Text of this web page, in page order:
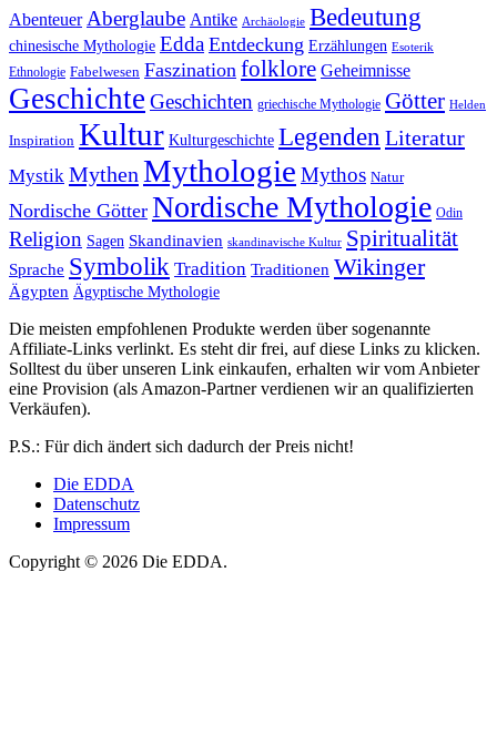
Abenteuer Aberglaube Antike Archäologie Bedeutung
chinesische Mythologie Edda Entdeckung Erzählungen Esoterik
Ethnologie Fabelwesen Faszination folklore Geheimnisse
Geschichte Geschichten griechische Mythologie Götter Helden
Inspiration Kultur Kulturgeschichte Legenden Literatur
Mystik Mythen Mythologie Mythos Natur
Nordische Götter Nordische Mythologie Odin
Religion Sagen Skandinavien skandinavische Kultur Spiritualität
Sprache Symbolik Tradition Traditionen Wikinger
Ägypten Ägyptische Mythologie
Die meisten empfohlenen Produkte werden über sogenannte
Affiliate-Links verlinkt. Es steht dir frei, auf diese Links zu klicken.
Solltest du über unseren Link einkaufen, erhalten wir vom Anbieter
eine Provision (als Amazon-Partner verdienen wir an qualifizierten
Verkäufen).
P.S.: Für dich ändert sich dadurch der Preis nicht!
Die EDDA
Datenschutz
Impressum
Copyright © 2026 Die EDDA.